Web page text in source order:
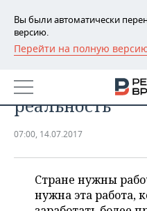
Вы были автоматически
версию.
Перейти на полную
РЕГИОНЫ
БАШКОРТОСТАН
ТАТАРСТАН
НОВОСТИ
АНАЛИТИКА
ДЕКЛАРАЦИИ О
НОВОСТИ ЭКОНОМИКИ
ПРОМЫШЛЕННОСТЬ
Рабочие
реальность
07:00, 14.07.2017
Стране нужны
нужна эта работа,